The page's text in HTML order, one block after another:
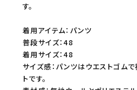
す。
着用アイテム：パンツ
普段サイズ：48
着用サイズ：48
サイズ感：パンツはウエストゴム
トです。